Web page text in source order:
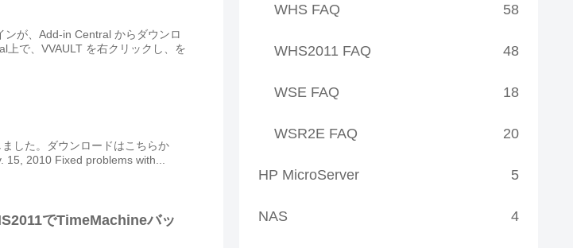
が、Add-in Central からダウンロ
で、VVAULT を右クリックし、を
した。ダウンロードはこちらか
15, 2010 Fixed problems with...
でTimeMachineバッ
WHS FAQ 58
WHS2011 FAQ 48
WSE FAQ 18
WSR2E FAQ 20
HP MicroServer 5
NAS 4